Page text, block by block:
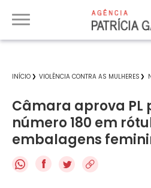
INÍCIO VIOLÊNCIA CONTRA AS MULHERES
Câmara aprova
número 180 em
embalagens
f